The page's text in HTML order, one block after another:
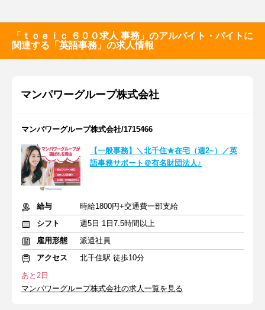
「ｔｏｅｉｃ ６００求人 事務」のアルバイト・バイトに
関連する「英語事務」の求人情報
マンパワーグループ株式会社
マンパワーグループ株式会社/1715466
【一般事務】＼北千住★在宅（週2~）／英
語事務サポート＠有名財団法人♪
給与
時給1800円+交通費一部支給
シフト
週5日 1日7.5時間以上
雇用形態
派遣社員
アクセス
北千住駅 徒歩10分
あと2日
マンパワーグループ株式会社の求人一覧を見る